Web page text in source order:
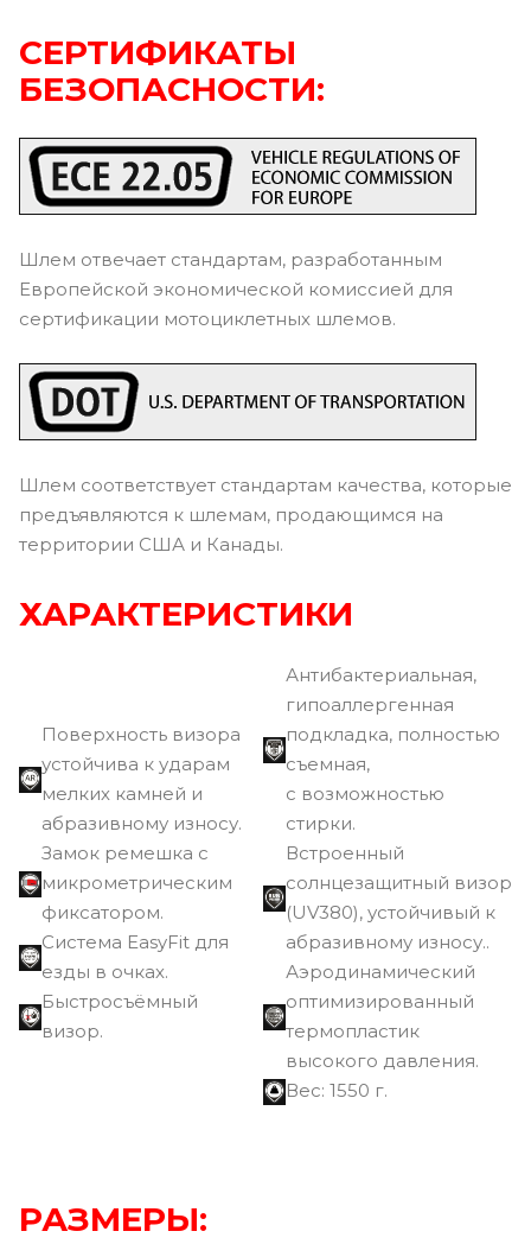
СЕРТИФИКАТЫ
БЕЗОПАСНОСТИ:
Шлем отвечает стандартам, разработанным
Европейской экономической комиссией для
сертификации мотоциклетных шлемов.
Шлем соответствует стандартам качества, которые
предъявляются к шлемам, продающимся на
территории США и Канады.
ХАРАКТЕРИСТИКИ
Поверхность визора
устойчива к ударам
мелких камней и
абразивному износу.
Замок ремешка с
микрометрическим
фиксатором.
Cистема EasyFit для
езды в очках.
Быстросъёмный
визор.
Антибактериальная,
гипоаллергенная
подкладка, полностью
съемная,
с возможностью
стирки.
Встроенный
солнцезащитный визор
(UV380), устойчивый к
абразивному износу..
Аэродинамический
оптимизированный
термопластик
высокого давления.
Вec: 1550 г.
РАЗМЕРЫ: